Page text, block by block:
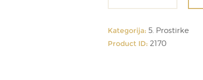
bračni
krevet
Kategorija: 5. Prostirke
Product ID: 2170